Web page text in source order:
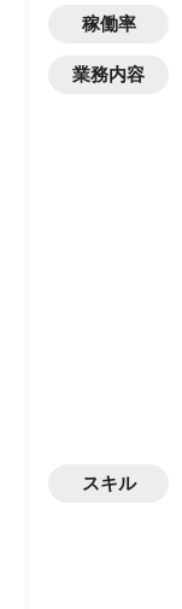
稼働率
業務内容
スキル